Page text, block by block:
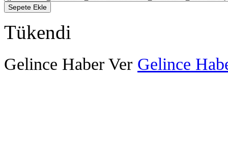
Sepete Ekle
Tükendi
Gelince Haber Ver Gelince